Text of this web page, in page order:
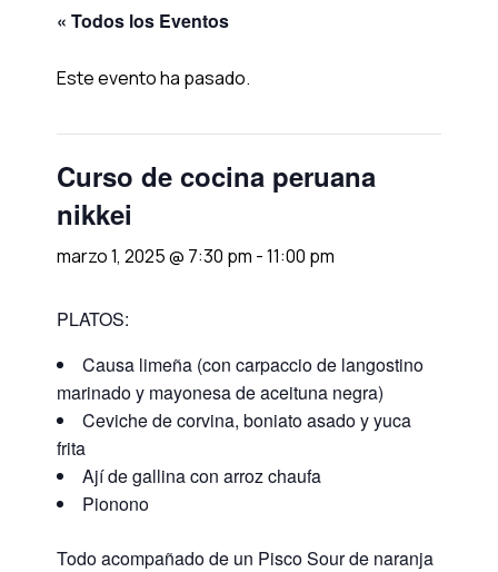
« Todos los Eventos
Este evento ha pasado.
Curso de cocina peruana
nikkei
marzo 1, 2025 @ 7:30 pm -11:00 pm
PLATOS:
Causa limeña (con carpaccio de langostino
marinado y mayonesa de aceituna negra)
Ceviche de corvina, boniato asado y yuca
frita
Ají de gallina con arroz chaufa
Pionono
Todo acompañado de un Pisco Sour de naranja